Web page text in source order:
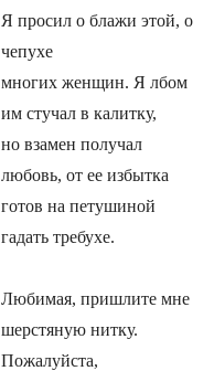
Я просил о блажи этой, о
чепухе
многих женщин. Я лбом
им стучал в калитку,
но взамен получал
любовь, от ее избытка
готов на петушиной
гадать требухе.
Любимая, пришлите мне
шерстяную нитку.
Пожалуйста,